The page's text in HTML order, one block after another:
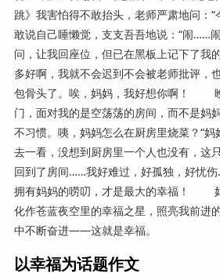
跳》我害怕得不敢抬头，老师严肃地问：“
敢说自己睡懒觉，支支吾吾地说：“闹……
问，让我回座位，但已在黑板上记下了我
多好啊，我就不会迟到不会被老师批评，
包骨头了。唉，妈妈，我好想你啊！
门，面对我的是空荡荡的房间，而不是妈
不习惯。咦，妈妈怎么在厨房里烧菜？“妈
去一看，没想到厨房里一个人也没有，这
回到了房间……我好难过，好孤独，好忧
拥有妈妈的唠叨，才是最大的幸福！ 妈
化作苍蓝夜空里的幸福之星，照亮我前进
中不断奋进——这就是幸福。
以幸福为话题作文